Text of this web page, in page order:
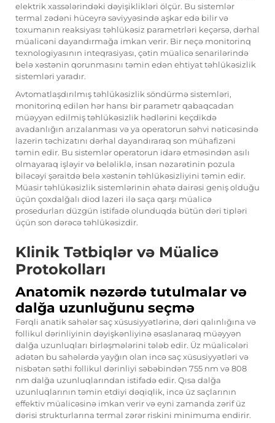
elektrik xassələrindəki dəyişiklikləri ölçür. Bu sistemlər
termal zədəni hüceyrə səviyyəsində aşkar edə bilir və
toxumanın reaksiyası təhlükəsiz parametrləri keçərsə, dərhal
müalicəni dayandırmağa imkan verir. Bir neçə monitorinq
texnologiyasının inteqrasiyası, çətin müalicə senarilərində
belə xəstənin qorunmasını təmin edən ehtiyat təhlükəsizlik
sistemləri yaradır.
Avtomatlaşdırılmış təhlükəsizlik söndürmə sistemləri,
monitorinq edilən hər hansı bir parametr qabaqcadan
müəyyən edilmiş təhlükəsizlik hədlərini keçdikdə
avadanlığın arızalanması və ya operatorun səhvi nəticəsində
lazerin təchizatını dərhal dayandıraraq son mühafizəni
təmin edir. Bu sistemlər operatorun idarə etməsindən asılı
olmayaraq işləyir və beləliklə, insan nəzarətinin pozula
biləcəyi şəraitdə belə xəstənin təhlükəsizliyini təmin edir.
Müasir təhlükəsizlik sistemlərinin əhatə dairəsi geniş olduğu
üçün çoxdalğalı diod lazeri ilə saça qarşı müalicə
prosedurları düzgün istifadə olunduqda bütün dəri tipləri
üçün son dərəcə təhlükəsizdir.
Klinik Tətbiqlər və Müalicə
Protokolları
Anatomik nəzərdə tutulmalar və
dalğa uzunluğunu seçmə
Fərqli anatik sahələr saç xüsusiyyətlərinə, dəri qalınlığına və
follikul dərinliyinin dəyişkənliyinə əsaslanaraq müəyyən
dalğa uzunluqları birləşmələrini tələb edir. Üz müalicələri
adətən bu sahələrdə yayğın olan incə saç xüsusiyyətləri və
nisbətən səthi follikul dərinliyi səbəbindən 755 nm və 808
nm dalğa uzunluqlarından istifadə edir. Qısa dalğa
uzunluqlarının təmin etdiyi dəqiqlik, incə üz saçlarının
effektiv müalicəsinə imkan verir və eyni zamanda zərif üz
dərisi strukturlarına termal zərər riskini minimuma endirir.